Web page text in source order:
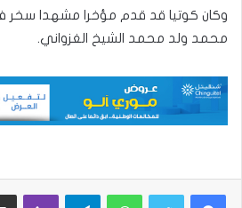
وكان كوتيا قد قدم مؤخرا مشهدا سخر
محمد ولد محمد الشيخ الغزواني.
واتساب تيلقرام ڤايبر